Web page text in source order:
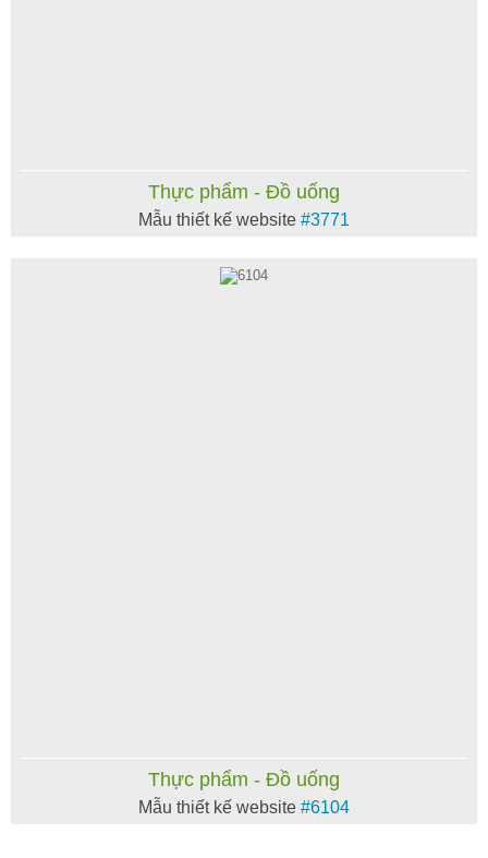
Thực phẩm - Đồ uống
Mẫu thiết kế website #3771
Thực phẩm - Đồ uống
Mẫu thiết kế website #6104